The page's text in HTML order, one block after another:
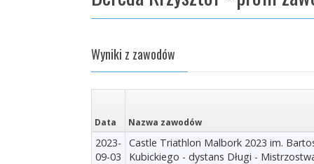
Wyniki z zawodów
Data Nazwa zawodów
2023-
09-03
Castle Triathlon Malbork 2023 im.
Kubickiego - dystans Długi -